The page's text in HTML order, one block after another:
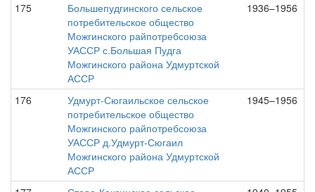
175
Большепудгинского сельское
потребительское общество
Можгинского райпотребсоюза
УАССР с.Большая Пудга
Можгинского района Удмуртской
АССР
1936–1956
176
Удмурт-Сюгаильское сельское
потребительское общество
Можгинского райпотребсоюза
УАССР д.Удмурт-Сюгаил
Можгинского района Удмуртской
АССР
1945–1956